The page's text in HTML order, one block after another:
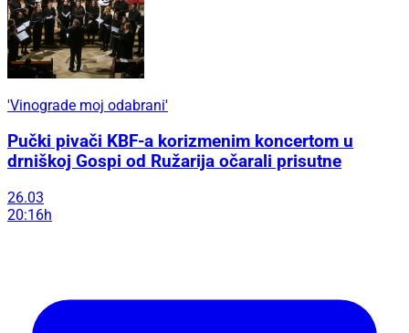
'Vinograde moj odabrani'
Pučki pivači KBF-a korizmenim koncertom u
drniškoj Gospi od Ružarija očarali prisutne
26.03
20:16h